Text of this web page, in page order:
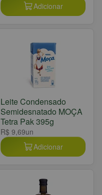
Adicionar
Leite Condensado
Semidesnatado MOÇA
Tetra Pak 395g
R$ 9,69un
Adicionar